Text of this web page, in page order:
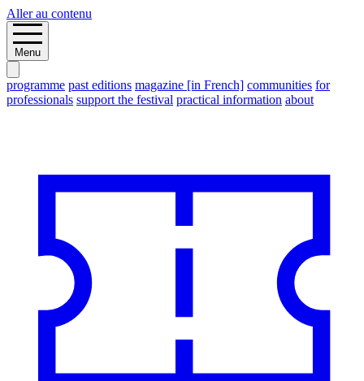
Aller au contenu
Menu
programme past editions magazine [in French] communities for
professionals support the festival practical information about